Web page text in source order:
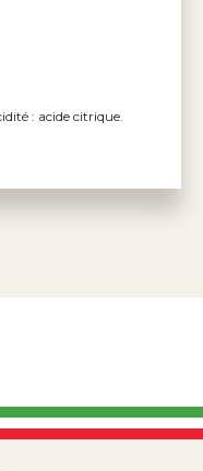
: acide citrique.